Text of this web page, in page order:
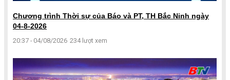
Chương trình Thời sự của Báo và PT, TH Bắc Ninh ngày
04-8-2026
20:37 - 04/08/2026 234 lượt xem